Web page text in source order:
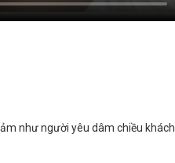
như người yêu dâm chiều khách